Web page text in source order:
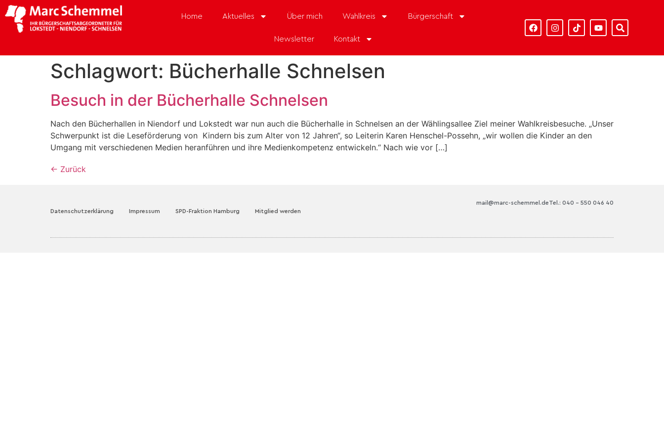
Home Aktuelles Über mich Wahlkreis Bürgerschaft
Newsletter Kontakt
Schlagwort: Bücherhalle Schnelsen
Besuch in der Bücherhalle Schnelsen
Nach den Bücherhallen in Niendorf und Lokstedt war nun auch die Bücherhalle in Schnelsen an der Wählingsallee Ziel meiner Wahlkreisbesuche. „Unser
Schwerpunkt ist die Leseförderung von Kindern bis zum Alter von 12 Jahren“, so Leiterin Karen Henschel-Possehn, „wir wollen die Kinder an den
Umgang mit verschiedenen Medien heranführen und ihre Medienkompetenz entwickeln.“ Nach wie vor […]
← Zurück
Datenschutzerklärung Impressum SPD-Fraktion Hamburg Mitglied werden
Tel.: 040 – 550 046 40
mail@marc-schemmel.de